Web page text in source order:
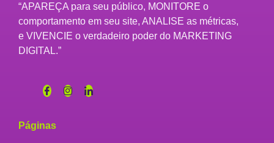
“APAREÇA para seu público, MONITORE o
comportamento em seu site, ANALISE as métricas,
e VIVENCIE o verdadeiro poder do MARKETING
DIGITAL.”
Páginas